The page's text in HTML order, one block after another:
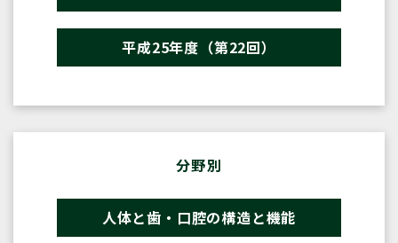
平成25年度（第22回）
分野別
人体と歯・口腔の構造と機能